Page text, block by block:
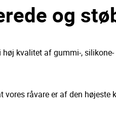
og
kvalitet af gummi-, silikone-
råvare er af den højeste